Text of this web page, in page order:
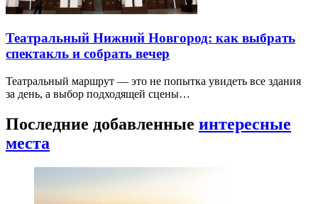
Театральный Нижний Новгород: как выбрать
спектакль и собрать вечер
Театральный маршрут — это не попытка увидеть все здания
за день, а выбор подходящей сцены…
Последние добавленные интересные
места